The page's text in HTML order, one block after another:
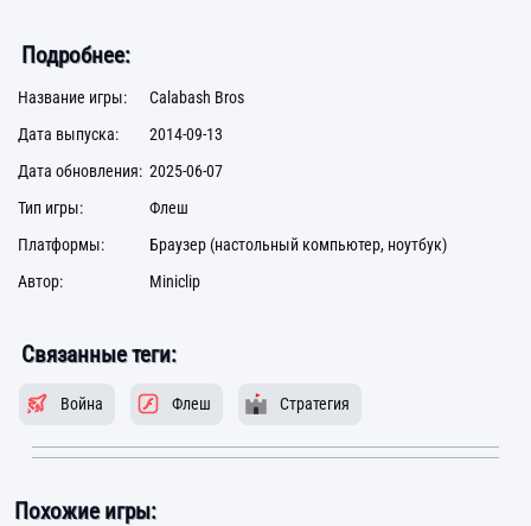
Подробнее:
Название игры:
Calabash Bros
Дата выпуска:
2014-09-13
Дата обновления: 2025-06-07
Тип игры:
Флеш
Платформы:
Браузер (настольный компьютер, ноутбук)
Автор:
Miniclip
Связанные теги:
Война Флеш Стратегия
Похожие игры: